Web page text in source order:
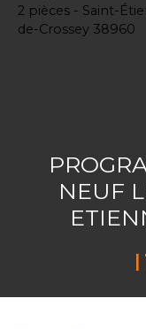
NEUF